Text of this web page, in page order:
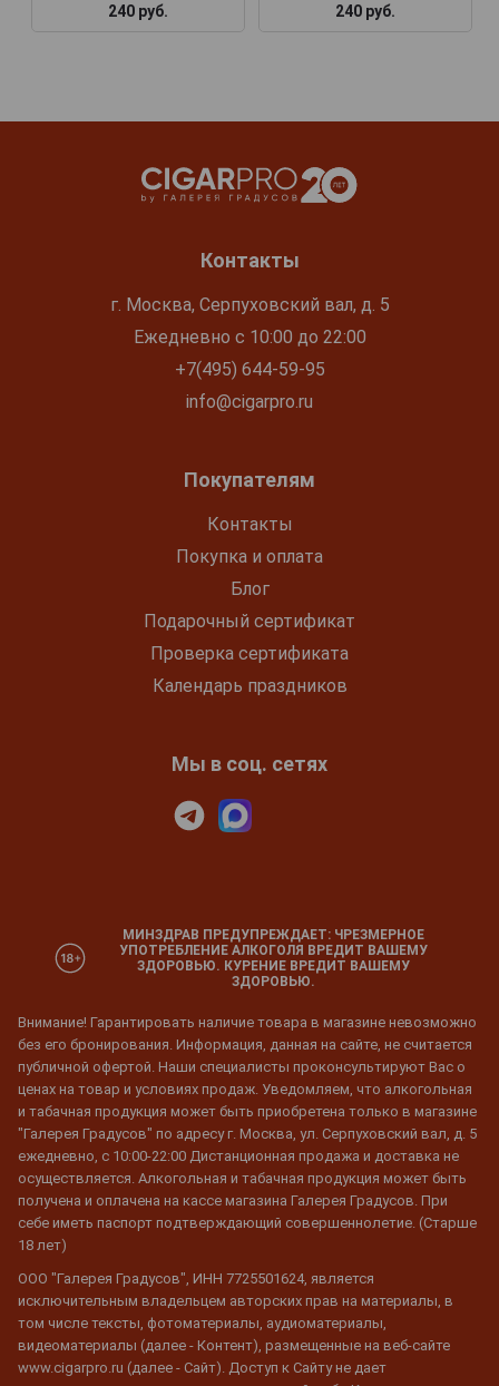
240 руб.
240 руб.
Контакты
г. Москва, Серпуховский вал, д. 5
Ежедневно с 10:00 до 22:00
+7(495) 644-59-95
info@cigarpro.ru
Покупателям
Контакты
Покупка и оплата
Блог
Подарочный сертификат
Проверка сертификата
Календарь праздников
Мы в соц. сетях
МИНЗДРАВ ПРЕДУПРЕЖДАЕТ: ЧРЕЗМЕРНОЕ
УПОТРЕБЛЕНИЕ АЛКОГОЛЯ ВРЕДИТ ВАШЕМУ
ЗДОРОВЬЮ. КУРЕНИЕ ВРЕДИТ ВАШЕМУ
ЗДОРОВЬЮ.
Внимание! Гарантировать наличие товара в магазине невозможно
без его бронирования. Информация, данная на сайте, не считается
публичной офертой. Наши специалисты проконсультируют Вас о
ценах на товар и условиях продаж. Уведомляем, что алкогольная
и табачная продукция может быть приобретена только в магазине
"Галерея Градусов" по адресу г. Москва, ул. Серпуховский вал, д. 5
ежедневно, с 10:00-22:00 Дистанционная продажа и доставка не
осуществляется. Алкогольная и табачная продукция может быть
получена и оплачена на кассе магазина Галерея Градусов. При
себе иметь паспорт подтверждающий совершеннолетие. (Старше
18 лет)
ООО "Галерея Градусов", ИНН 7725501624, является
исключительным владельцем авторских прав на материалы, в
том числе тексты, фотоматериалы, аудиоматериалы,
видеоматериалы (далее - Контент), размещенные на веб-сайте
www.cigarpro.ru (далее - Сайт). Доступ к Сайту не дает